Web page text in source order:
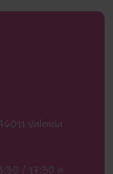
Valencia
/ 17:30 a